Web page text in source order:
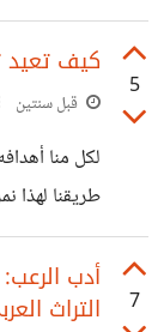
وفئة ثالثة
فالوحدة كانت
“الكاتبات
فتتحدث مثلًا
رواية واحدة،
5
كيف تعيد
قبل سنتين
لكل منا
طريقنا لهذا
تقييم
7
أدب
التراث